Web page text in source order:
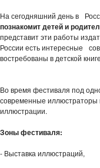
На сегодняшний день в
познакомит детей и
представит эти работы
России есть интересные
востребованы в детской
Во время фестиваля под
современные иллюстраторы
иллюстрации.
Зоны фестиваля:
- Выставка иллюстраций,